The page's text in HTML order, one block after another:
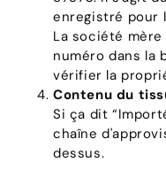
enregistré pour
La société
numéro dans la
vérifier la
Contenu du
Si ça dit
chaîne
dessus.